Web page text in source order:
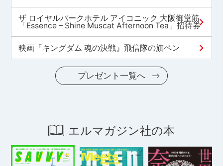
ザ ロイヤルパークホテル アイコニック 大阪御堂筋
「Essence – Shine Muscat Afternoon Tea」招待券
映画『キングダム 魂の決戦』飛信隊の旗ペン
プレゼント一覧へ
エルマガジン社の本